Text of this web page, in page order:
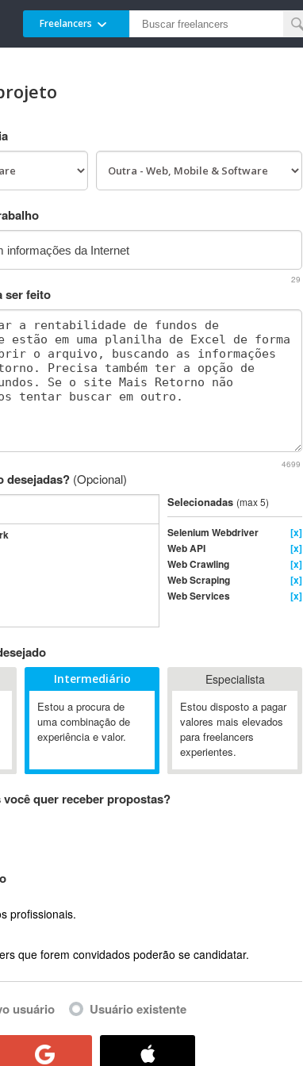
Freelancers
29
ser feito
4699
desejadas? (Opcional)
Selecionadas (max 5)
Selenium Webdriver
[x]
Web API
[x]
Web Crawling
[x]
Web Scraping
[x]
Web Services
[x]
Intermediário
Estou a procura de
uma combinação de
experiência e valor.
Especialista
Estou disposto a pagar
valores mais elevados
para freelancers
experientes.
quer receber propostas?
profissionais.
que forem convidados poderão se candidatar.
usuário Usuário existente